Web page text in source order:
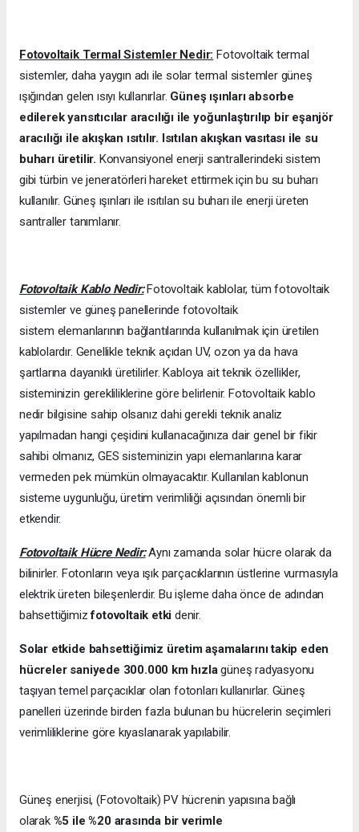
Fotovoltaik Termal Sistemler Nedir: Fotovoltaik termal
sistemler, daha yaygın adı ile solar termal sistemler güneş
ışığından gelen ısıyı kullanırlar. Güneş ışınları absorbe
edilerek yansıtıcılar aracılığı ile yoğunlaştırılıp bir eşanjör
aracılığı ile akışkan ısıtılır. Isıtılan akışkan vasıtası ile su
buharı üretilir. Konvansiyonel enerji santrallerindeki sistem
gibi türbin ve jeneratörleri hareket ettirmek için bu su buharı
kullanılır. Güneş ışınları ile ısıtılan su buharı ile enerji üreten
santraller tanımlanır.
Fotovoltaik Kablo Nedir:Fotovoltaik kablolar, tüm fotovoltaik
sistemler ve güneş panellerinde fotovoltaik
sistem elemanlarının bağlantılarında kullanılmak için üretilen
kablolardır. Genellikle teknik açıdan UV, ozon ya da hava
şartlarına dayanıklı üretilirler. Kabloya ait teknik özellikler,
sisteminizin gerekliliklerine göre belirlenir. Fotovoltaik kablo
nedir bilgisine sahip olsanız dahi gerekli teknik analiz
yapılmadan hangi çeşidini kullanacağınıza dair genel bir fikir
sahibi olmanız, GES sisteminizin yapı elemanlarına karar
vermeden pek mümkün olmayacaktır. Kullanılan kablonun
sisteme uygunluğu, üretim verimliliği açısından önemli bir
etkendir.
Fotovoltaik Hücre Nedir:Aynı zamanda solar hücre olarak da
bilinirler. Fotonların veya ışık parçacıklarının üstlerine vurmasıyla
elektrik üreten bileşenlerdir. Bu işleme daha önce de adından
bahsettiğimizfotovoltaik etkidenir.
Solar etkide bahsettiğimiz üretim aşamalarını takip eden
hücreler saniyede 300.000 km hızlagüneş radyasyonu
taşıyan temel parçacıklar olan fotonları kullanırlar. Güneş
panelleri üzerinde birden fazla bulunan bu hücrelerin seçimleri
verimliliklerine göre kıyaslanarak yapılabilir.
Güneş enerjisi, (Fotovoltaik) PV hücrenin yapısına bağlı
olarak %5 ile %20 arasında bir verimle